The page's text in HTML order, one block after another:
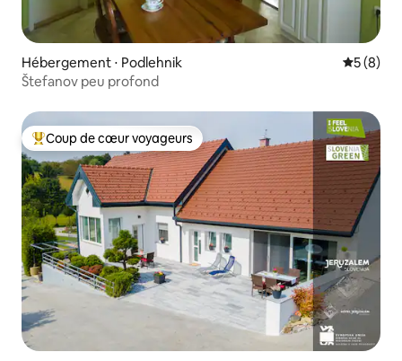
Hébergement ⋅ Podlehnik
5 (8)
Štefanov peu profond
Coups de cœur voyageurs les plus appréciés
Coup de cœur voyageurs